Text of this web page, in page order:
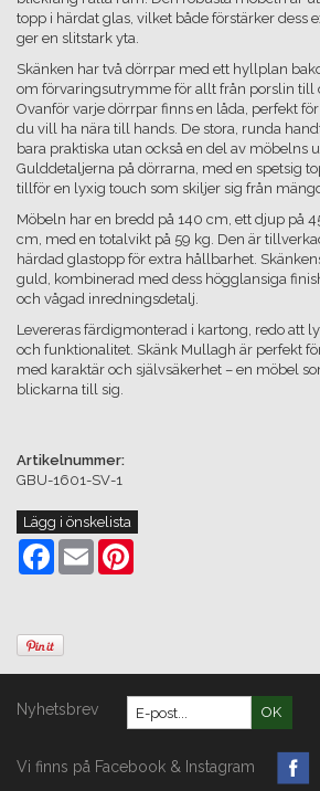
topp i härdat glas, vilket både förstärker dess
ger en slitstark yta.
Skänken har två dörrpar med ett hyllplan
om förvaringsutrymme för allt från porslin till
Ovanför varje dörrpar finns en låda, perfekt
du vill ha nära till hands. De stora, runda
bara praktiska utan också en del av möbelns
Gulddetaljerna på dörrarna, med en spetsig
tillför en lyxig touch som skiljer sig från
Möbeln har en bredd på 140 cm, ett djup på
cm, med en totalvikt på 59 kg. Den är
härdad glastopp för extra hållbarhet.
guld, kombinerad med dess högglansiga
och vågad inredningsdetalj.
Levereras färdigmonterad i kartong, redo att
och funktionalitet. Skänk Mullagh är perfekt
med karaktär och självsäkerhet – en möbel
blickarna till sig.
Artikelnummer:
GBU-1601-SV-1
Lägg i önskelista
Facebook
Email
Nyhetsbrev OK
Vi finns på Facebook & Instagram